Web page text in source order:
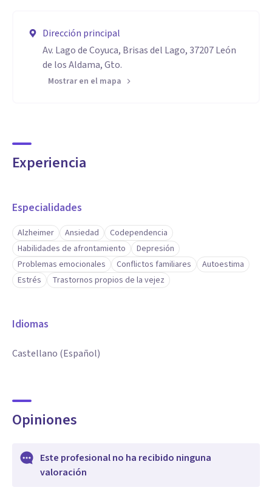
Dirección principal
Av. Lago de Coyuca, Brisas del Lago, 37207 León
de los Aldama, Gto.
Mostrar en el mapa
Experiencia
Especialidades
Alzheimer Ansiedad
Codependencia
Habilidades de afrontamiento
Depresión
Problemas emocionales
Conflictos familiares
Autoestima
Estrés
Trastornos propios de la vejez
Idiomas
Castellano (Español)
Opiniones
Este profesional no ha recibido ninguna
valoración